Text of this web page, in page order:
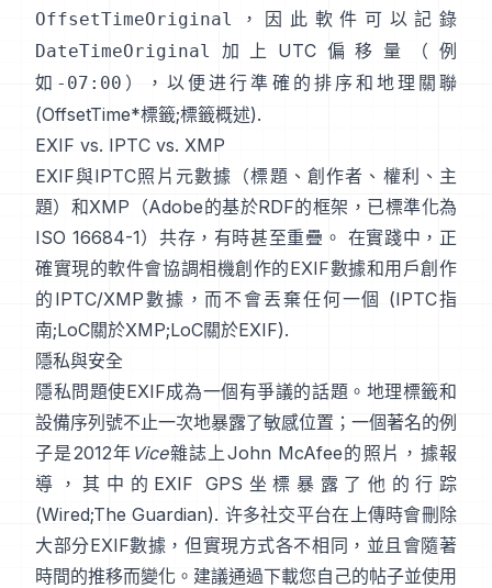
OffsetTimeOriginal ，因此軟件可以記錄
DateTimeOriginal
加上UTC偏移量（例
如 -07:00 ），以便进行準確的排序和地理關聯
(OffsetTime*標籤;標籤概述).
EXIF vs. IPTC vs. XMP
EXIF與IPTC照片元數據 （標題、創作者、權利、主
題）和XMP （Adobe的基於RDF的框架，已標準化為
ISO 16684-1）共存，有時甚至重疊。 在實踐中，正
確實現的軟件會協調相機創作的EXIF數據和用戶創作
的IPTC/XMP數據，而不會丟棄任何一個 (IPTC指
南;LoC關於XMP;LoC關於EXIF).
隱私與安全
隱私問題使EXIF成為一個有爭議的話題。地理標籤和
設備序列號不止一次地暴露了敏感位置；一個著名的例
子是2012年 Vice雜誌上John McAfee的照片，據報
導，其中的EXIF GPS坐標暴露了他的行踪
(Wired;The Guardian). 许多社交平台在上傳時會刪除
大部分EXIF數據，但實現方式各不相同，並且會隨著
時間的推移而變化。建議通過下載您自己的帖子並使用